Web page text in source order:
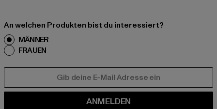
An welchen Produkten bist du interessiert?
MÄNNER
FRAUEN
ANMELDEN